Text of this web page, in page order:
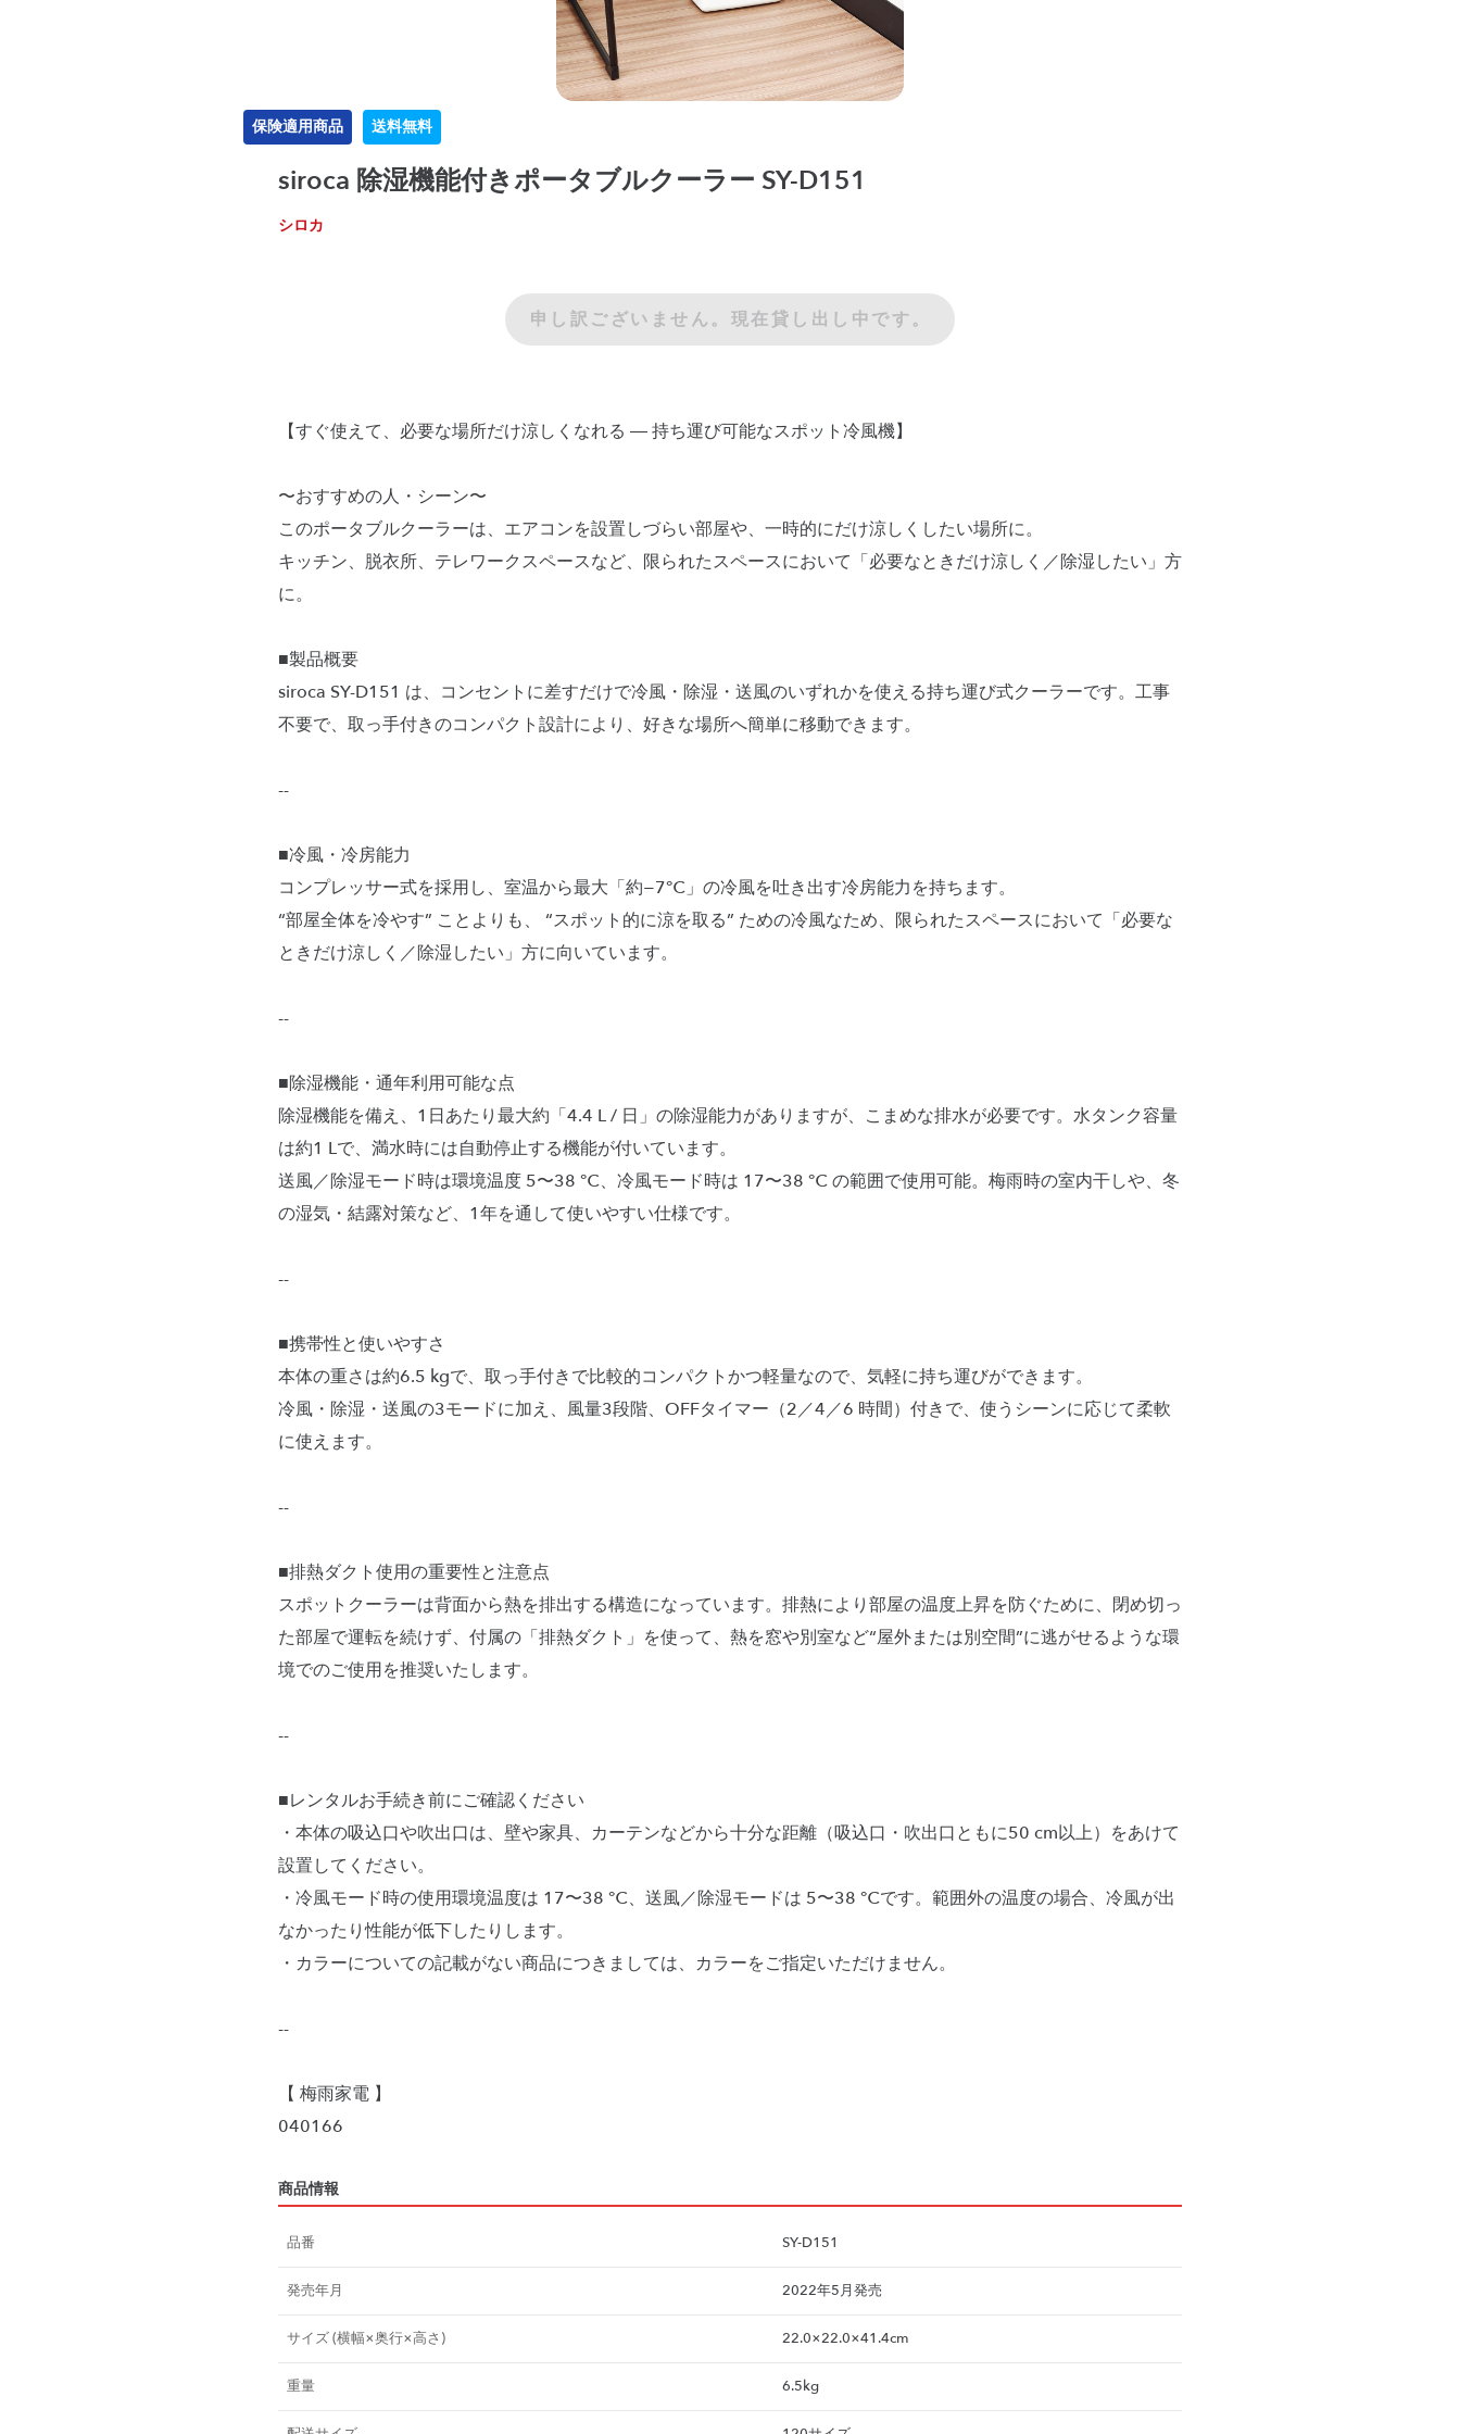
保険適用商品 送料無料
siroca 除湿機能付きポータブルクーラー SY-D151
シロカ
申し訳ございません。現在貸し出し中です。
【すぐ使えて、必要な場所だけ涼しくなれる ― 持ち運び可能なスポット冷風機】
〜おすすめの人・シーン〜
このポータブルクーラーは、エアコンを設置しづらい部屋や、一時的にだけ涼しくしたい場所に。
キッチン、脱衣所、テレワークスペースなど、限られたスペースにおいて「必要なときだけ涼しく／除湿したい」方
に。
■製品概要
siroca SY-D151 は、コンセントに差すだけで冷風・除湿・送風のいずれかを使える持ち運び式クーラーです。工事
不要で、取っ手付きのコンパクト設計により、好きな場所へ簡単に移動できます。
--
■冷風・冷房能力
コンプレッサー式を採用し、室温から最大「約−7℃」の冷風を吐き出す冷房能力を持ちます。
“部屋全体を冷やす” ことよりも、 “スポット的に涼を取る” ための冷風なため、限られたスペースにおいて「必要な
ときだけ涼しく／除湿したい」方に向いています。
--
■除湿機能・通年利用可能な点
除湿機能を備え、1日あたり最大約「4.4 L / 日」の除湿能力がありますが、こまめな排水が必要です。水タンク容量
は約1 Lで、満水時には自動停止する機能が付いています。
送風／除湿モード時は環境温度 5〜38 ℃、冷風モード時は 17〜38 ℃ の範囲で使用可能。梅雨時の室内干しや、冬
の湿気・結露対策など、1年を通して使いやすい仕様です。
--
■携帯性と使いやすさ
本体の重さは約6.5 kgで、取っ手付きで比較的コンパクトかつ軽量なので、気軽に持ち運びができます。
冷風・除湿・送風の3モードに加え、風量3段階、OFFタイマー（2／4／6 時間）付きで、使うシーンに応じて柔軟
に使えます。
--
■排熱ダクト使用の重要性と注意点
スポットクーラーは背面から熱を排出する構造になっています。排熱により部屋の温度上昇を防ぐために、閉め切っ
た部屋で運転を続けず、付属の「排熱ダクト」を使って、熱を窓や別室など“屋外または別空間”に逃がせるような環
境でのご使用を推奨いたします。
--
■レンタルお手続き前にご確認ください
・本体の吸込口や吹出口は、壁や家具、カーテンなどから十分な距離（吸込口・吹出口ともに50 cm以上）をあけて
設置してください。
・冷風モード時の使用環境温度は 17〜38 ℃、送風／除湿モードは 5〜38 ℃です。範囲外の温度の場合、冷風が出
なかったり性能が低下したりします。
・カラーについての記載がない商品につきましては、カラーをご指定いただけません。
--
【 梅雨家電 】
040166
商品情報
品番 SY-D151
発売年月 2022年5月発売
サイズ (横幅×奥行×高さ) 22.0×22.0×41.4cm
重量 6.5kg